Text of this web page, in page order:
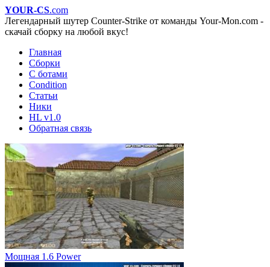
YOUR-CS.com
Легендарный шутер Counter-Strike от команды Your-Mon.com -
скачай сборку на любой вкус!
Главная
Сборки
С ботами
Condition
Статьи
Ники
HL v1.0
Обратная связь
Мощная 1.6 Power